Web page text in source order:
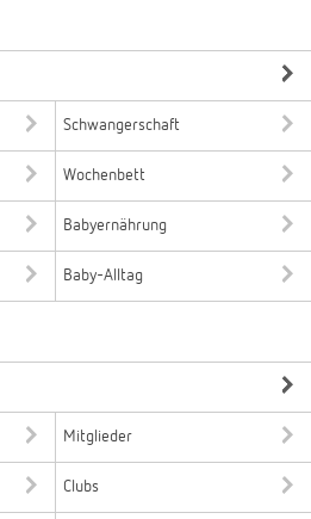
Schwangerschaft
Wochenbett
Babyernährung
Baby-Alltag
Mitglieder
Clubs